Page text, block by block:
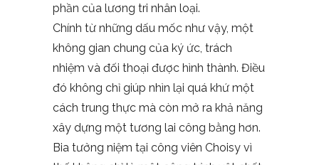
phần của lương tri nhân loại.
Chính từ những dấu mốc như vậy, một
không gian chung của ký ức, trách
nhiệm và đối thoại được hình thành. Điều
đó không chỉ giúp nhìn lại quá khứ một
cách trung thực mà còn mở ra khả năng
xây dựng một tương lai công bằng hơn.
Bia tưởng niệm tại công viên Choisy vì